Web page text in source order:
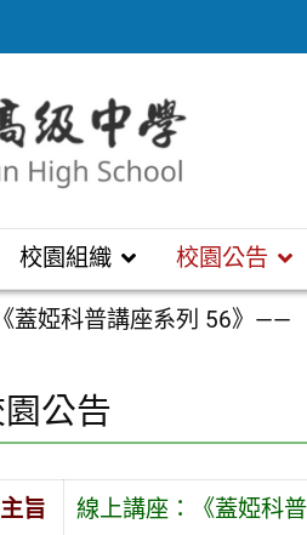
校園組織 校園公告
蓋婭科普講座系列 56》——
公告
旨 線上講座：《蓋婭科